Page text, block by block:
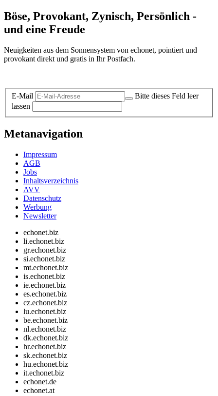
Böse, Provokant, Zynisch, Persönlich -
und eine Freude
Neuigkeiten aus dem Sonnensystem von echonet, pointiert und
provokant direkt und gratis in Ihr Postfach.
E-Mail
Bitte dieses Feld leer
lassen
Metanavigation
Impressum
AGB
Jobs
Inhaltsverzeichnis
AVV
Datenschutz
Werbung
Newsletter
echonet.biz
li.echonet.biz
gr.echonet.biz
si.echonet.biz
mt.echonet.biz
is.echonet.biz
ie.echonet.biz
es.echonet.biz
cz.echonet.biz
lu.echonet.biz
be.echonet.biz
nl.echonet.biz
dk.echonet.biz
hr.echonet.biz
sk.echonet.biz
hu.echonet.biz
it.echonet.biz
echonet.de
echonet.at